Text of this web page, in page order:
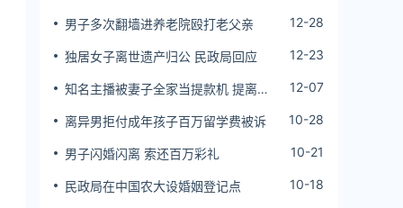
男子多次翻墙进养老院殴打老父亲 12-28
独居女子离世遗产归公 民政局回应 12-23
知名主播被妻子全家当提款机 提离婚
12-07
离异男拒付成年孩子百万留学费被诉 10-28
男子闪婚闪离 索还百万彩礼 10-21
民政局在中国农大设婚姻登记点 10-18